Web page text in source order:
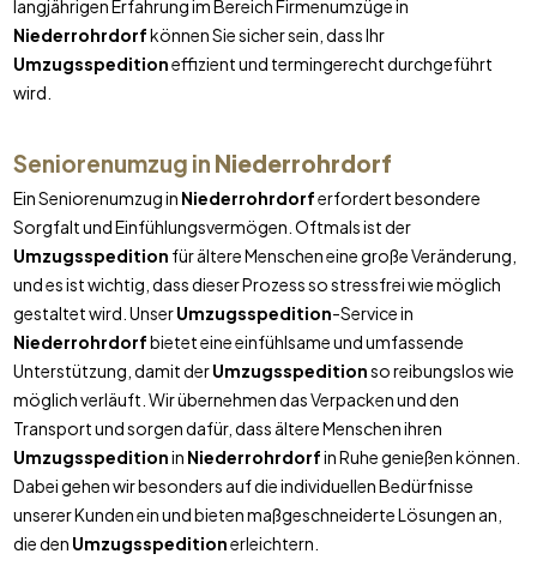
langjährigen Erfahrung im Bereich Firmenumzüge in
Niederrohrdorfkönnen Sie sicher sein, dass Ihr
Umzugsspeditioneffizient und termingerecht durchgeführt
wird.
Seniorenumzug in Niederrohrdorf
Ein Seniorenumzug in Niederrohrdorferfordert besondere
Sorgfalt und Einfühlungsvermögen. Oftmals ist der
Umzugsspedition für ältere Menschen eine große Veränderung,
und es ist wichtig, dass dieser Prozess so stressfrei wie möglich
gestaltet wird. UnserUmzugsspedition-Service in
Niederrohrdorfbietet eine einfühlsame und umfassende
Unterstützung, damit derUmzugsspeditionso reibungslos wie
möglich verläuft. Wir übernehmen das Verpacken und den
Transport und sorgen dafür, dass ältere Menschen ihren
Umzugsspeditionin Niederrohrdorfin Ruhe genießen können.
Dabei gehen wir besonders auf die individuellen Bedürfnisse
unserer Kunden ein und bieten maßgeschneiderte Lösungen an,
die den Umzugsspeditionerleichtern.